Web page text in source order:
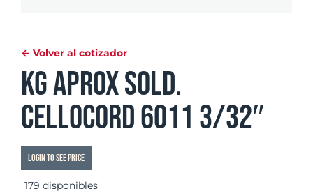
← Volver al cotizador
Kg aprox sold.
Cellocord 6011 3/32″
Login to see price
179 disponibles